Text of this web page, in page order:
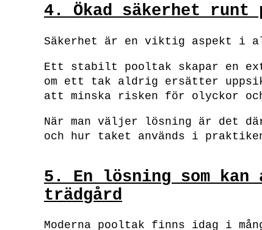
4. Ökad säkerhet runt
Säkerhet är en viktig aspekt i
Ett stabilt pooltak skapar en
om ett tak aldrig ersätter
att minska risken för olyckor
När man väljer lösning är det
och hur taket används i
5. En lösning som
trädgård
Moderna pooltak finns idag i